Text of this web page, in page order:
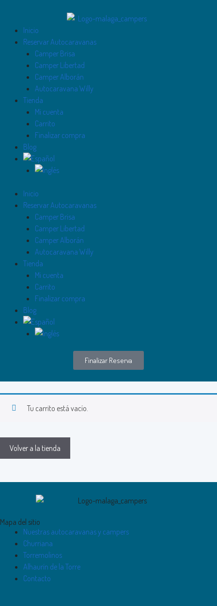
Inicio
Reservar Autocaravanas
Camper Brisa
Camper Libertad
Camper Alborán
Autocaravana Willy
Tienda
Mi cuenta
Carrito
Finalizar compra
Blog
Inicio
Reservar Autocaravanas
Camper Brisa
Camper Libertad
Camper Alborán
Autocaravana Willy
Tienda
Mi cuenta
Carrito
Finalizar compra
Blog
Finalizar Reserva
Tu carrito está vacío.
Volver a la tienda
Mapa del sitio
Nuestras autocaravanas y campers
Churriana
Torremolinos
Alhaurín de la Torre
Contacto